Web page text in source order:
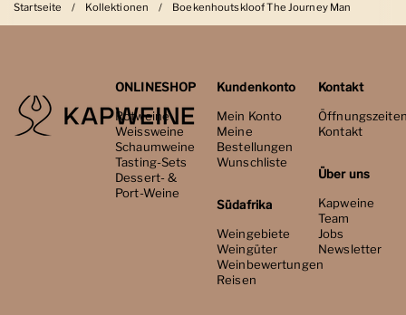
Startseite / Kollektionen / Boekenhoutskloof The Journey Man
ONLINESHOP
Rotweine
Weissweine
Schaumweine
Tasting-Sets
Dessert- &
Port-Weine
Kundenkonto
Mein Konto
Meine
Bestellungen
Wunschliste
Südafrika
Weingebiete
Weingüter
Weinbewertungen
Reisen
Kontakt
Kontakt
Über uns
Kapweine
Team
Jobs
Newsletter